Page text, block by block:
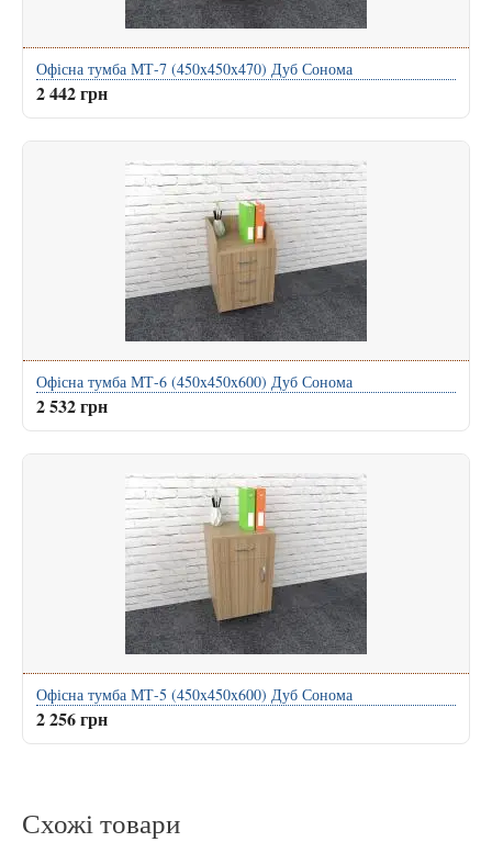
Офісна тумба МТ-7 (450x450x470) Дуб Сонома
2 442 грн
Офісна тумба МТ-6 (450x450x600) Дуб Сонома
2 532 грн
Офісна тумба МТ-5 (450x450x600) Дуб Сонома
2 256 грн
Схожі товари